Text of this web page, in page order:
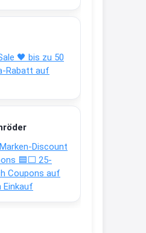
🖤 bis zu 50
Rabatt auf
Discount
🟦⬜ 25-
Coupons auf
Einkauf
7-Tage
Vitamine